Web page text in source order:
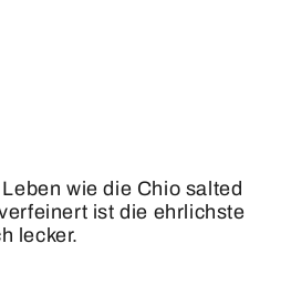
wie die Chio salted
ist die ehrlichste
lecker.